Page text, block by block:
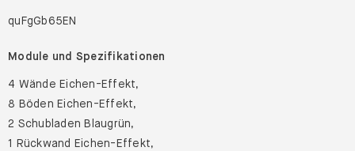
quFgGb65EN
Module und Spezifikationen
4 Wände Eichen-Effekt,
8 Böden Eichen-Effekt,
2 Schubladen Blaugrün,
1 Rückwand Eichen-Effekt,